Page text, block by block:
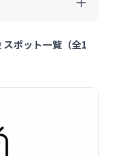
ポット一覧（全1